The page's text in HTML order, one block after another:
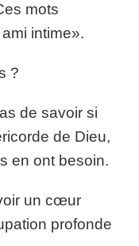
mots
intime».
?
de savoir si
de Dieu,
en ont besoin.
un cœur
profonde